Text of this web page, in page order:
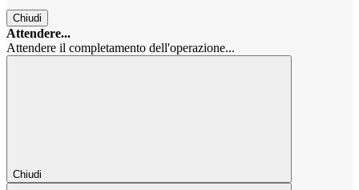
Chiudi
Attendere...
Attendere il completamento dell'operazione...
Chiudi